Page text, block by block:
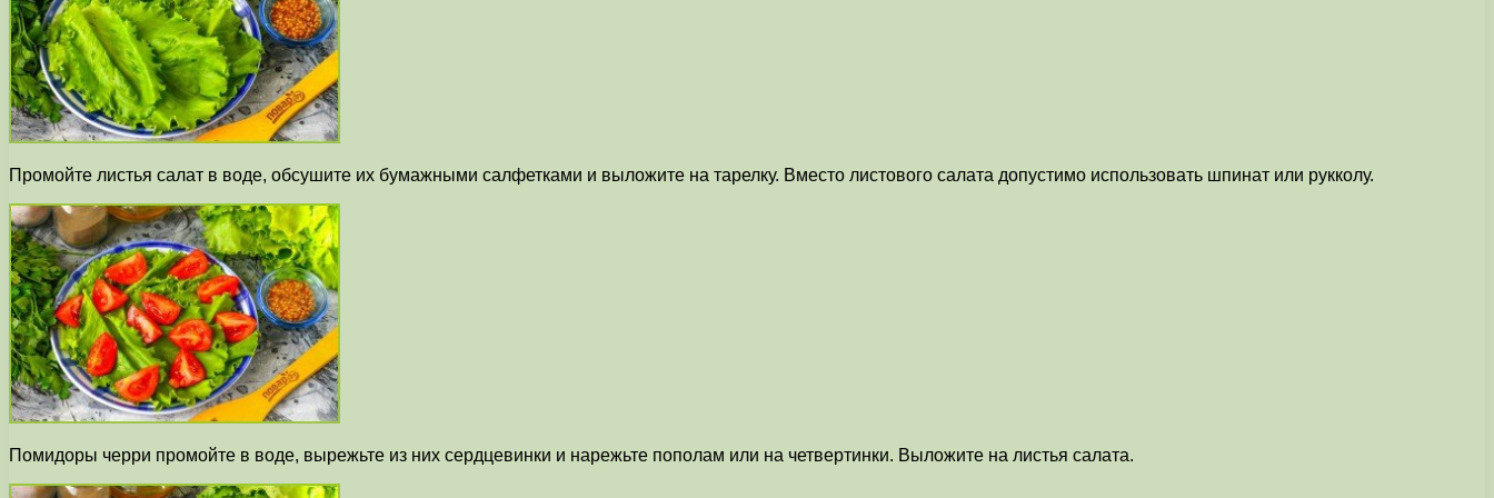
Промойте листья салат в воде, обсушите их бумажными салфетками и выложите на тарелку. Вместо листового салата допустимо использовать шпинат или рукколу.
Помидоры черри промойте в воде, вырежьте из них сердцевинки и нарежьте пополам или на четвертинки. Выложите на листья салата.